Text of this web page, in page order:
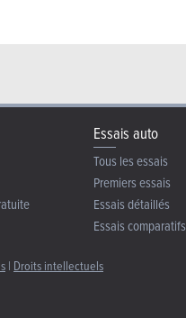
Essais auto
Tous les essais
Premiers essais
Essais détaillés
Essais comparatifs
| Droits intellectuels